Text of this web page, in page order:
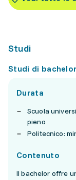
Studi
Studi di bachelor
Durata
Scuola
pieno
Politecnico:
Contenuto
Il bachelor offre